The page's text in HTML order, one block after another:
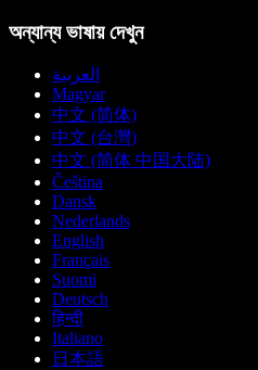
অন্যান্য ভাষায় দেখুন
العربية
Magyar
中文 (简体)
中文 (台灣)
中文 (简体 中国大陆)
Čeština
Dansk
Nederlands
English
Français
Suomi
Deutsch
हिन्दी
Italiano
日本語